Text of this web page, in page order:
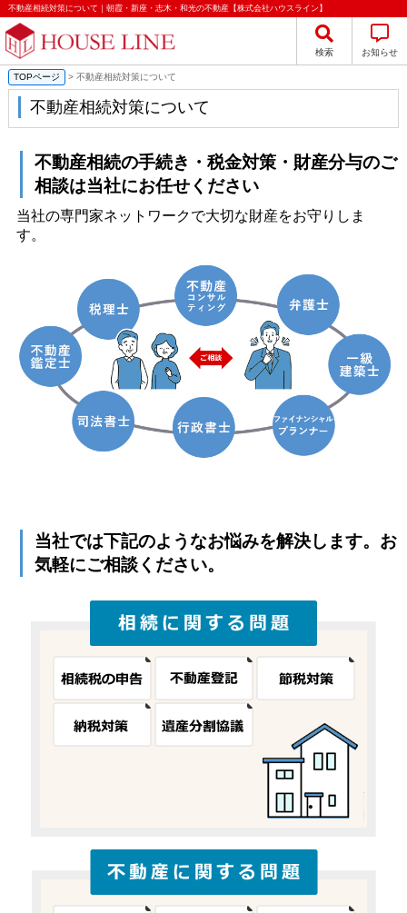
不動産相続対策について｜朝霞・新座・志木・和光の不動産【株式会社ハウスライン】
検索 お知らせ
TOPページ > 不動産相続対策について